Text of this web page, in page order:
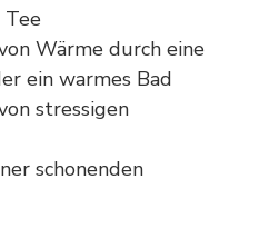
Tee
Wärme durch eine
ein warmes Bad
stressigen
schonenden